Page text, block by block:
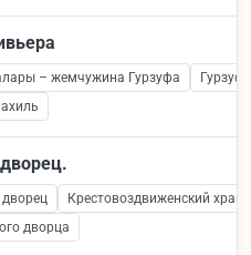
– жемчужина Гурзуфа
Крестовоздвиженский храм
дворца